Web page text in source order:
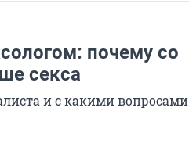
почему со
секса
и с какими вопросами